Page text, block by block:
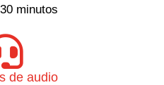
minutos
de audio